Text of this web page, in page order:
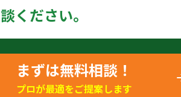
ください。
まずは無料相談！
プロが最適をご提案します